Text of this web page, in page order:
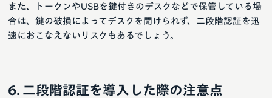
また、トークンやUSBを鍵付きのデスクなどで保管している場
合は、鍵の破損によってデスクを開けられず、二段階認証を迅
速におこなえないリスクもあるでしょう。
二段階認証を導入した際の注意点